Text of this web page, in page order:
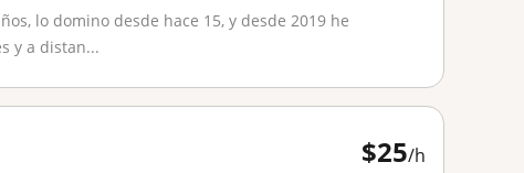
lo domino desde hace 15, y desde 2019 he
y a distan...
$25/h